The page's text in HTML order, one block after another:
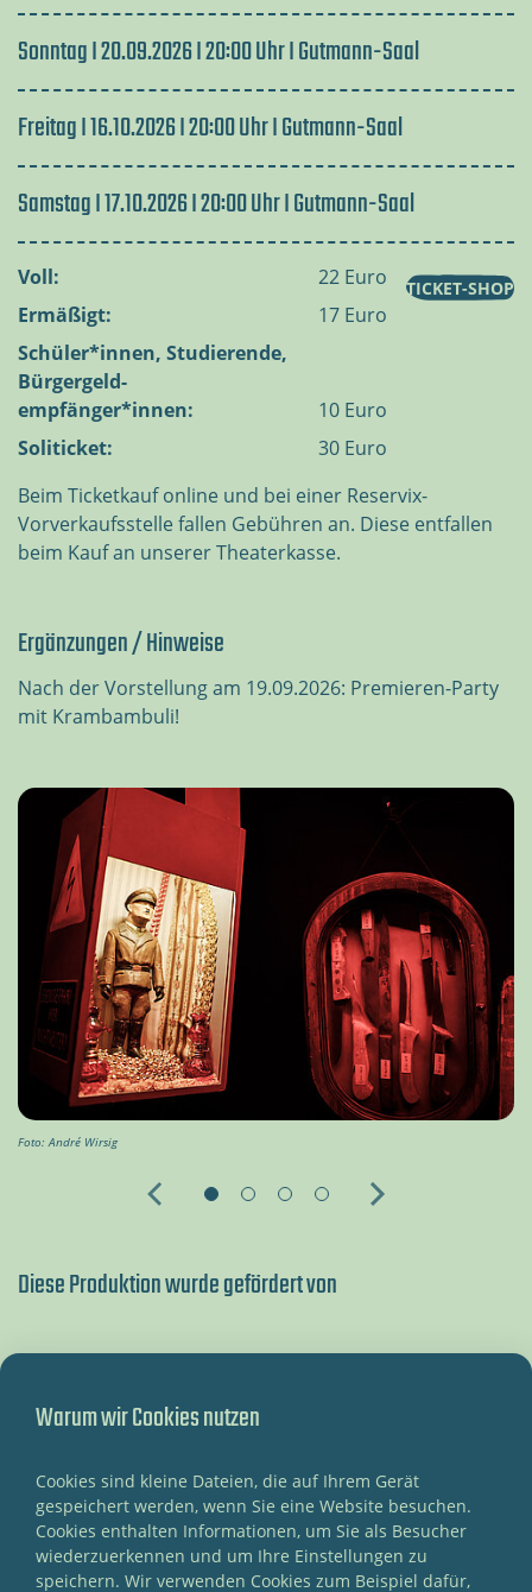
Sonntag I 20.09.2026 I 20:00 Uhr I Gutmann-Saal
Freitag I 16.10.2026 I 20:00 Uhr I Gutmann-Saal
Samstag I 17.10.2026 I 20:00 Uhr I Gutmann-Saal
Voll:
22 Euro
Ermäßigt:
17 Euro
Schüler*innen, Studierende,
Bürgergeld-
empfänger*innen:
10 Euro
Soliticket:
30 Euro
TICKET-SHOP
Beim Ticketkauf online und bei einer Reservix-
Vorverkaufsstelle fallen Gebühren an. Diese entfallen
beim Kauf an unserer Theaterkasse.
Ergänzungen / Hinweise
Nach der Vorstellung am 19.09.2026: Premieren-Party
mit Krambambuli!
Foto: André Wirsig
Diese Produktion wurde gefördert von
Warum wir Cookies nutzen
Cookies sind kleine Dateien, die auf Ihrem Gerät
gespeichert werden, wenn Sie eine Website besuchen.
Cookies enthalten Informationen, um Sie als Besucher
wiederzuerkennen und um Ihre Einstellungen zu
speichern. Wir verwenden Cookies zum Beispiel dafür,